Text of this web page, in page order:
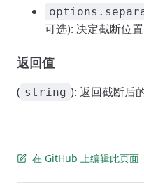
可选): 决定截断位置
返回值
( string ): 返回截断后
在 GitHub 上编辑此页面